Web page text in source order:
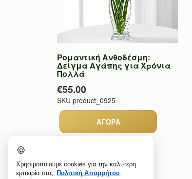
Ρομαντική Ανθοδέσμη:
Δείγμα Αγάπης για Χρόνια
Πολλά
€55.00
SKU product_0925
🍪
Χρησιμοποιούμε cookies για την καλύτερη
εμπειρία σας. Πολιτική Απορρήτου.